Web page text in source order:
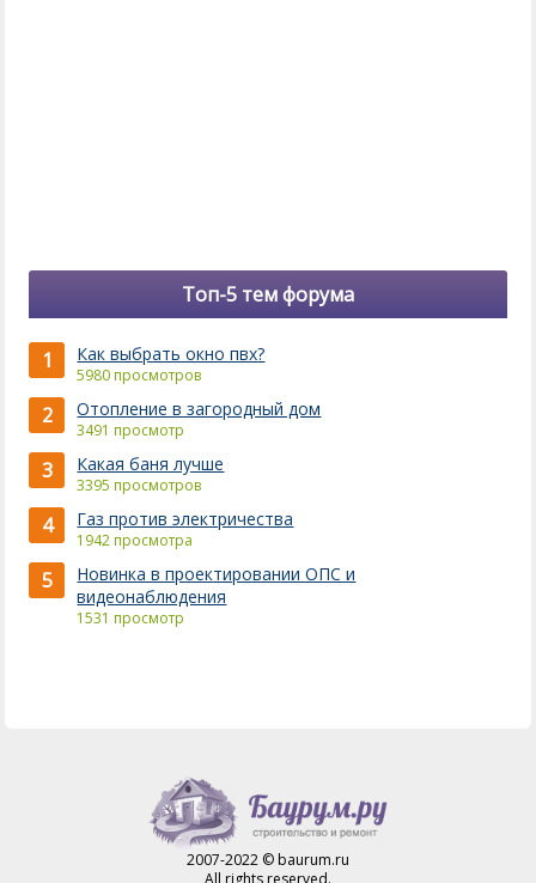
Топ-5 тем форума
1 Как выбрать окно пвх?
5980 просмотров
2 Отопление в загородный дом
3491 просмотр
3 Какая баня лучше
3395 просмотров
4 Газ против электричества
1942 просмотра
5
Новинка в проектировании ОПС и
видеонаблюдения
1531 просмотр
2007-2022 © baurum.ru
All rights reserved.